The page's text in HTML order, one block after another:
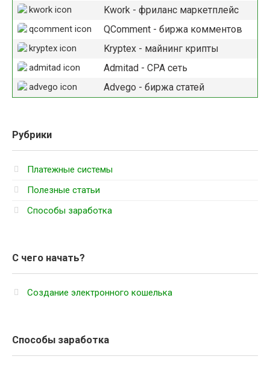
Kwork - фриланс маркетплейс
QComment - биржа комментов
Kryptex - майнинг крипты
Admitad - СРА сеть
Advego - биржа статей
Рубрики
Платежные системы
Полезные статьи
Способы заработка
С чего начать?
Создание электронного кошелька
Способы заработка